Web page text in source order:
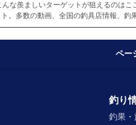
な羨ましいターゲットが狙えるのは
。多数の動画、全国の釣具店情報、
ペー
釣り
釣果・